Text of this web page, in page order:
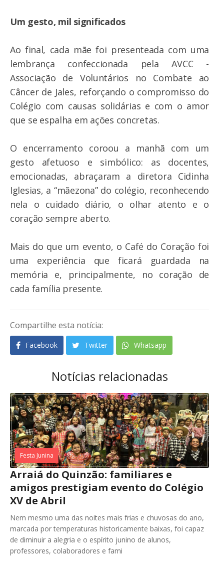
Um gesto, mil significados
Ao final, cada mãe foi presenteada com uma
lembrança confeccionada pela AVCC -
Associação de Voluntários no Combate ao
Câncer de Jales, reforçando o compromisso do
Colégio com causas solidárias e com o amor
que se espalha em ações concretas.
O encerramento coroou a manhã com um
gesto afetuoso e simbólico: as docentes,
emocionadas, abraçaram a diretora Cidinha
Iglesias, a “mãezona” do colégio, reconhecendo
nela o cuidado diário, o olhar atento e o
coração sempre aberto.
Mais do que um evento, o Café do Coração foi
uma experiência que ficará guardada na
memória e, principalmente, no coração de
cada família presente.
Compartilhe esta notícia:
Facebook Twitter Whatsapp
Notícias relacionadas
Festa Junina
Arraiá do Quinzão: familiares e
amigos prestigiam evento do Colégio
XV de Abril
Nem mesmo uma das noites mais frias e chuvosas do ano,
marcada por temperaturas historicamente baixas, foi capaz
de diminuir a alegria e o espírito junino de alunos,
professores, colaboradores e fami